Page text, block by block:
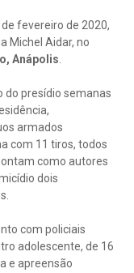
fevereiro de 2020,
Michel Aidar, no
Anápolis.
do presídio semanas
armados
com 11 tiros, todos
como autores
dois
com policiais
adolescente, de 16
e apreensão